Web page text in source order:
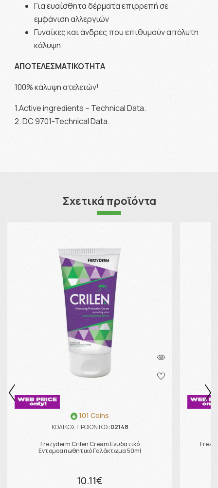
Για ευαίσθητα δέρματα επιρρεπή σε
εμφάνιση αλλεργιών
Γυναίκες και άνδρες που επιθυμούν απόλυτη
κάλυψη
ΑΠΟΤΕΛΕΣΜΑΤΙΚΟΤΗΤΑ
100% κάλυψη ατελειών¹
1.Active ingredients – Technical Data.
2. DC 9701-Technical Data.
Σχετικά προϊόντα
101 Coins
ΚΩΔΙΚΟΣ ΠΡΟΪΟΝΤΟΣ:02148
Frezyderm Crilen Cream Ενυδατικό
Εντομοαπωθητικό Γαλάκτωμα 50ml
10.11€